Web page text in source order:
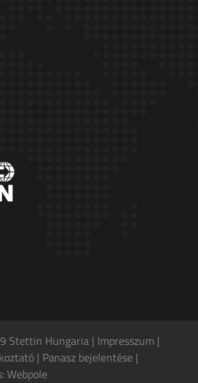
Stettin Hungaria | Impresszum|
| Panasz bejelentése|
Webpole